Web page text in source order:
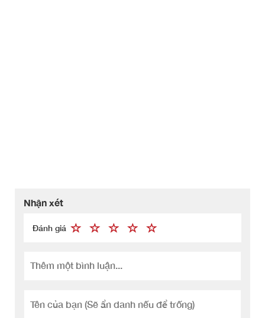
Nhận xét
Đánh giá